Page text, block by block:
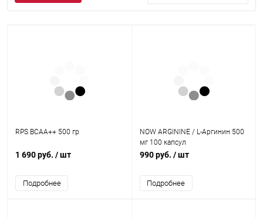
RPS BCAA++ 500 гр
1 690 руб. / шт
Подробнее
NOW ARGININE / L-Аргинин 500
мг 100 капсул
990 руб. / шт
Подробнее